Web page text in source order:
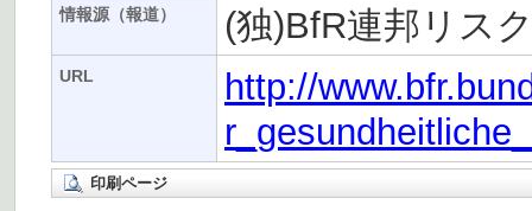
情報源（報道） (独)BfR連邦リス
URL
http://
印刷ページ